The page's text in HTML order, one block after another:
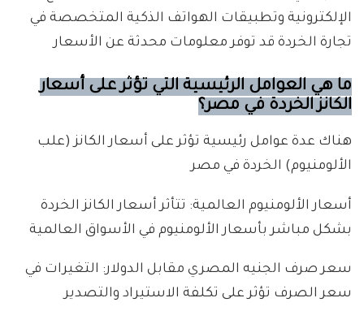
الإلكترونية وتطبيقات الهواتف الذكية المتخصصة في
تجارة الخردة قد توفر معلومات محدثة عن الأسعار
ما هي العوامل الرئيسية التي تؤثر على أسعار
الكانز الخردة في مصر؟
هناك عدة عوامل رئيسية تؤثر على أسعار الكانز (علب
الألومنيوم) الخردة في مصر
أسعار الألومنيوم العالمية: تتأثر أسعار الكانز الخردة
بشكل مباشر بأسعار الألومنيوم في الأسواق العالمية
سعر صرف الجنيه المصري مقابل الدولار: التغيرات في
سعر الصرف تؤثر على تكلفة الاستيراد والتصدير